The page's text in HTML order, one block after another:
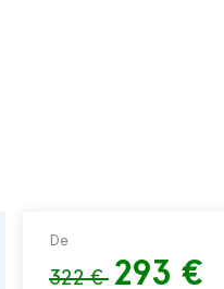
De
322 € 293 €